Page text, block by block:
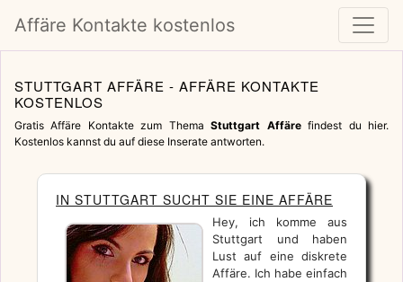
Affäre Kontakte kostenlos
STUTTGART AFFÄRE - AFFÄRE KONTAKTE
KOSTENLOS
Gratis Affäre Kontakte zum ThemaStuttgart Affärefindest du hier.
Kostenlos kannst du auf diese Inserate antworten.
IN STUTTGART SUCHT SIE EINE AFFÄRE
Hey, ich komme aus
Stuttgart und haben
Lust auf eine diskrete
Affäre. Ich habe einfach